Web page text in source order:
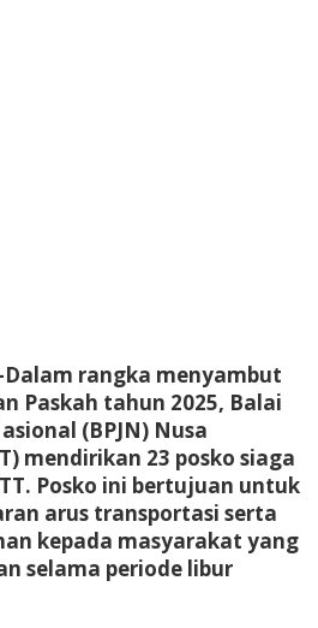
-Dalam rangka menyambut
Paskah tahun 2025, Balai
(BPJN) Nusa
mendirikan 23 posko siaga
Posko ini bertujuan untuk
arus transportasi serta
kepada masyarakat yang
selama periode libur